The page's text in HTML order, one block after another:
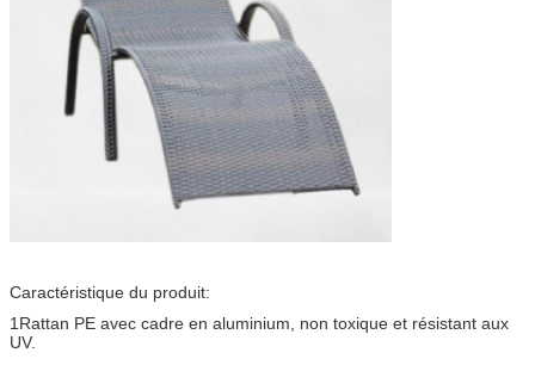
Caractéristique du produit:
1Rattan PE avec cadre en aluminium, non toxique et résistant aux
UV.